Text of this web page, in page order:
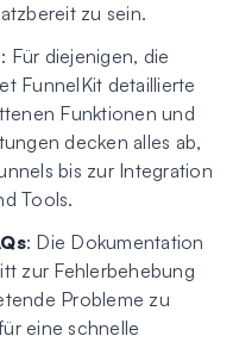
zu sein.
: Für diejenigen, die
FunnelKit detaillierte
Funktionen und
decken alles ab,
bis zur Integration
Tools.
: Die Dokumentation
zur Fehlerbehebung
Probleme zu
eine schnelle